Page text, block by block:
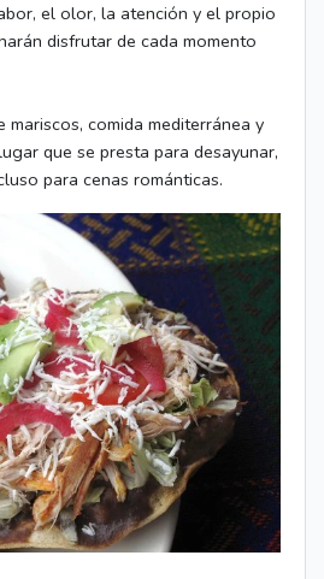
el olor, la atención y el propio
disfrutar de cada momento
mariscos, comida mediterránea y
que se presta para desayunar,
para cenas románticas.